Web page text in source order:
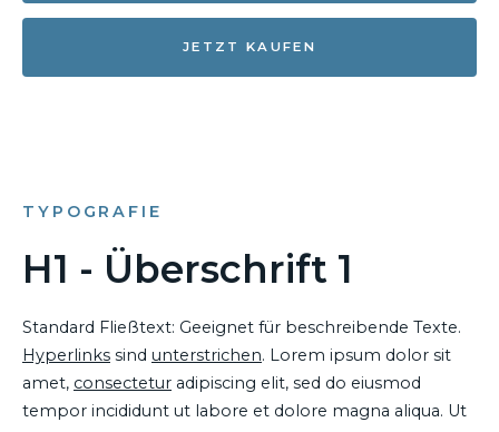
JETZT KAUFEN
TYPOGRAFIE
H1 - Überschrift 1
Standard Fließtext: Geeignet für beschreibende Texte.
Hyperlinks sind unterstrichen. Lorem ipsum dolor sit
amet, consectetur adipiscing elit, sed do eiusmod
tempor incididunt ut labore et dolore magna aliqua. Ut